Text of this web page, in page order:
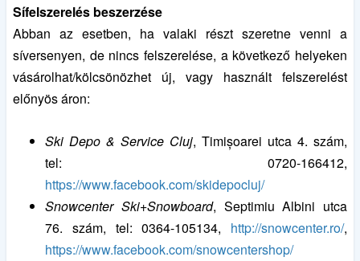
Sífelszerelés beszerzése
Abban az esetben, ha valaki részt szeretne venni a
síversenyen, de nincs felszerelése, a következő helyeken
vásárolhat/kölcsönözhet új, vagy használt felszerelést
előnyös áron:
Ski Depo & Service Cluj, Timișoarei utca 4. szám,
tel: 0720-166412,
https://www.facebook.com/skidepocluj/
Snowcenter Ski+Snowboard, Septimiu Albini utca
76. szám, tel: 0364-105134, http://snowcenter.ro/,
https://www.facebook.com/snowcentershop/